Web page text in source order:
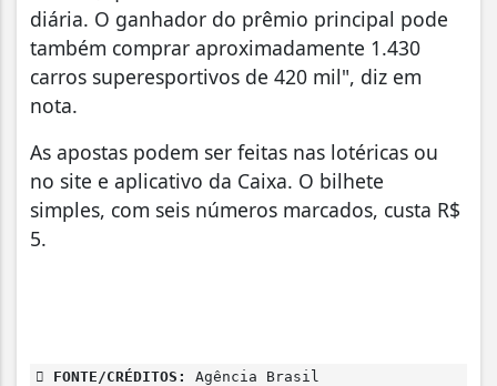
diária. O ganhador do prêmio principal pode
também comprar aproximadamente 1.430
carros superesportivos de 420 mil", diz em
nota.
As apostas podem ser feitas nas lotéricas ou
no site e aplicativo da Caixa. O bilhete
simples, com seis números marcados, custa R$
5.
FONTE/CRÉDITOS: Agência Brasil